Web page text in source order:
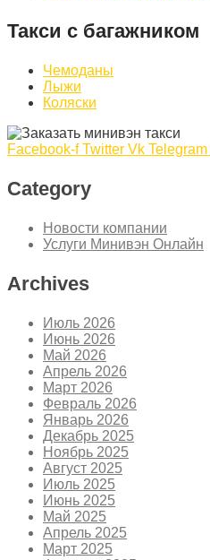
Такси с багажником
Чемоданы
Лыжи
Коляски
Facebook-f Twitter Vk Telegram
Category
Новости компании
Услуги Минивэн Онлайн
Archives
Июль 2026
Июнь 2026
Май 2026
Апрель 2026
Март 2026
Февраль 2026
Январь 2026
Декабрь 2025
Ноябрь 2025
Август 2025
Июль 2025
Июнь 2025
Май 2025
Апрель 2025
Март 2025